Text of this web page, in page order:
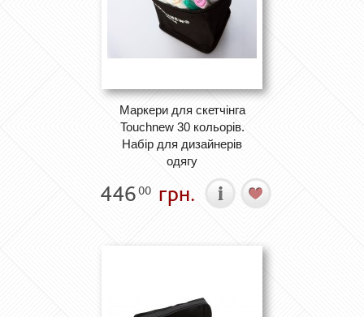
Маркери для скетчінга
Touchnew 30 кольорів.
Набір для дизайнерів
одягу
44600 грн.